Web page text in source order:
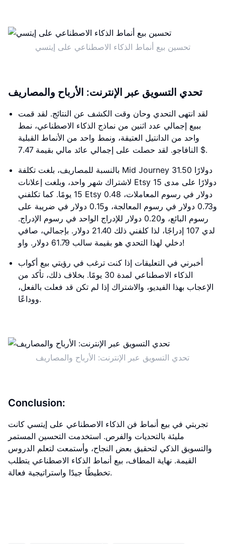
تحسين بيع أنماط الذكاء الاصطناعي على إيتسي
تحدي التسويق عبر الإنترنت: الأرباح والمصاريف
لقد انتهى التحدي وحان وقت الكشف عن النتائج. لقد قمت
ببيع إجمالي عدد اثنين من نماذج الذكاء الاصطناعي، نمط
واحد من الدانتيل العتيقة، ونمط واحد من الأنماط القبلية
النافاجو. لقد حصلت على إجمالي عائد مالي بقيمة 7.47 $.
بالنسبة للمصاريف، بلغت تكلفة Mid Journey 31.50 دولارًا
لاشتراك شهر واحد، وبلغت إعلانات Etsy 15 دولارًا على مدى
15 يومًا. كما تكلفني Etsy 0.48 دولار في رسوم المعاملات،
و0.73 دولار في رسوم المعالجة، و0.15 دولار في ضريبة على
رسوم البائع، و0.20 دولار للإدراج الواحد في رسوم الإدراج.
لدي 107 إدراجًا، لذا كلفني ذلك 21.40 دولار. بإجمالي، صافي
دخلي لهذا التحدي هو بقيمة سالب 61.79 دولار. واو!
أخبرني في التعليقات إذا كنت ترغب في رؤيتي بيع أكواب
الذكاء الاصطناعي لمدة 30 يومًا. بخلاف ذلك، تأكد من
الإعجاب بهذا الفيديو، والاشتراك إذا لم تكن قد فعلت بالفعل،
ووداعًا.
تحدي التسويق عبر الإنترنت: الأرباح والمصاريف
Conclusion:
تجربتي في بيع أنماط فن الذكاء الاصطناعي على إيتسي كانت
مليئة بالتحديات والفرص. استخدمت التحسين المستمر
والتسويق الذكي لتحقيق بعض النجاح، وأستمعت لتعلم الدروس
القيمة. نهاية المطاف، بيع أنماط الذكاء الاصطناعي يتطلب
تخطيطًا جيدًا واستراتيجية فعالة.